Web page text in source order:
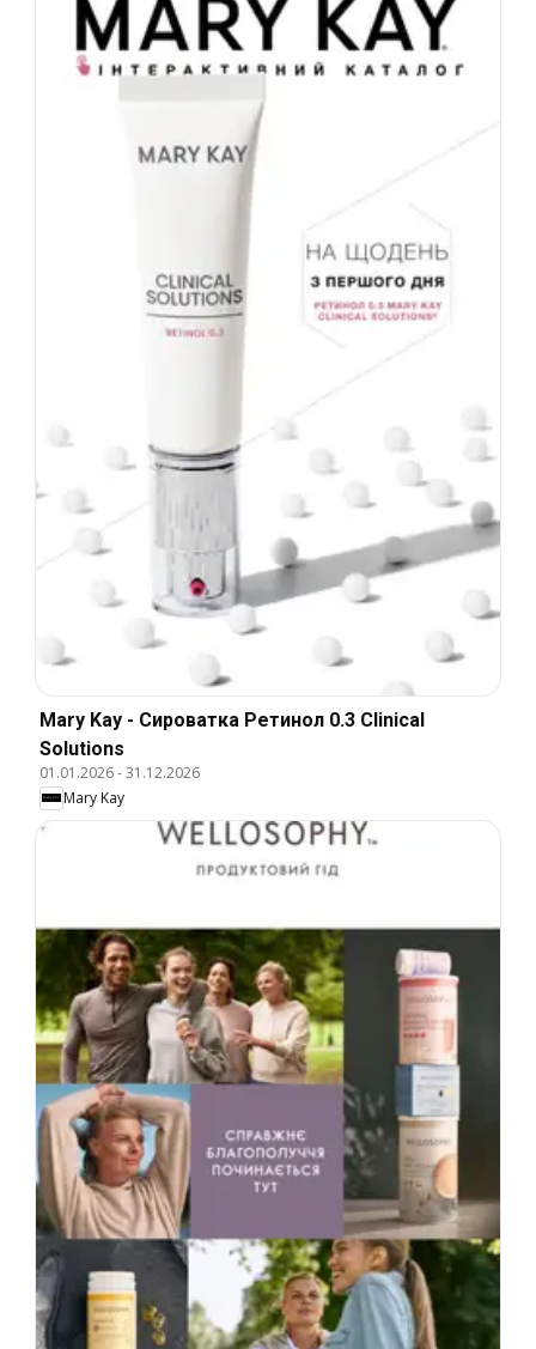
Mary Kay - Сироватка Ретинол 0.3 Clinical
Solutions
01.01.2026-31.12.2026
Mary Kay